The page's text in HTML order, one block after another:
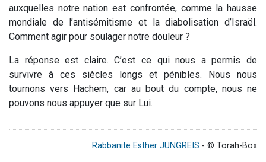
auxquelles notre nation est confrontée, comme la hausse
mondiale de l’antisémitisme et la diabolisation d’Israël.
Comment agir pour soulager notre douleur ?
La réponse est claire. C’est ce qui nous a permis de
survivre à ces siècles longs et pénibles. Nous nous
tournons vers Hachem, car au bout du compte, nous ne
pouvons nous appuyer que sur Lui.
Rabbanite Esther JUNGREIS - © Torah-Box